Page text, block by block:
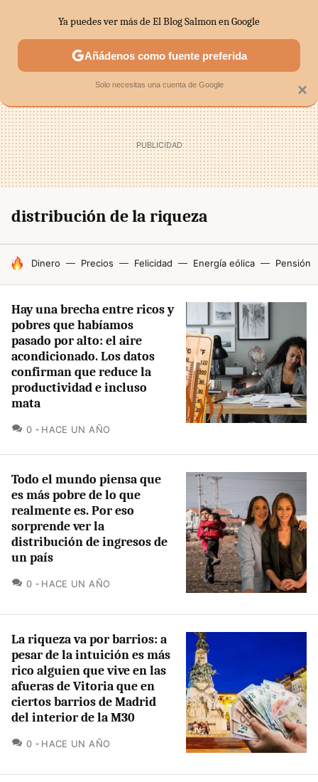
SECTORES ECONOMÍA DOMÉSTICA MERCADOS
distribución de la riqueza
HOY SE HABLA DE
Dinero Precios Felicidad Energía eólica Pensión
Hay una brecha entre ricos y
pobres que habíamos
pasado por alto: el aire
acondicionado. Los datos
confirman que reduce la
productividad e incluso
mata
0 COMENTARIOS
HACE UN AÑO
Todo el mundo piensa que
es más pobre de lo que
realmente es. Por eso
sorprende ver la
distribución de ingresos de
un país
0 COMENTARIOS
HACE UN AÑO
La riqueza va por barrios: a
pesar de la intuición es más
rico alguien que vive en las
afueras de Vitoria que en
ciertos barrios de Madrid
del interior de la M30
0 COMENTARIOS
HACE UN AÑO
×
Ya puedes ver más de El Blog Salmon en Google
Añádenos como fuente preferida
Solo necesitas una cuenta de Google